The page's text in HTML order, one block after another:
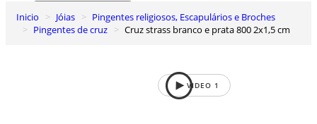
0
Carrinho de Compras
Inicio Jóias
Pingentes religiosos, Escapulários e Broches
Pingentes de cruz
Cruz strass branco e prata 800 2x1,5 cm
VIDEO 1